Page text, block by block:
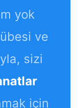
yok
ve
sizi
için